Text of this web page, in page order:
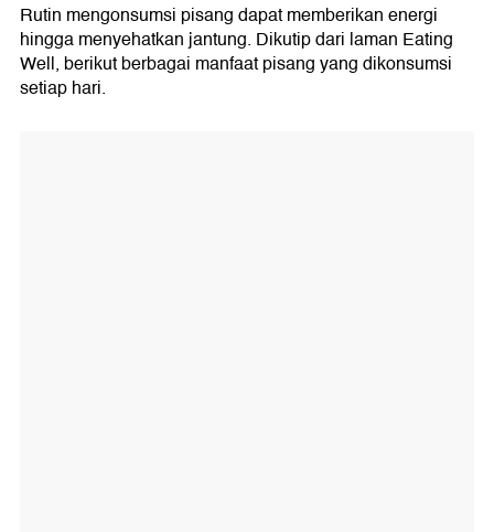
Rutin mengonsumsi pisang dapat memberikan energi
hingga menyehatkan jantung. Dikutip dari laman Eating
Well, berikut berbagai manfaat pisang yang dikonsumsi
setiap hari.